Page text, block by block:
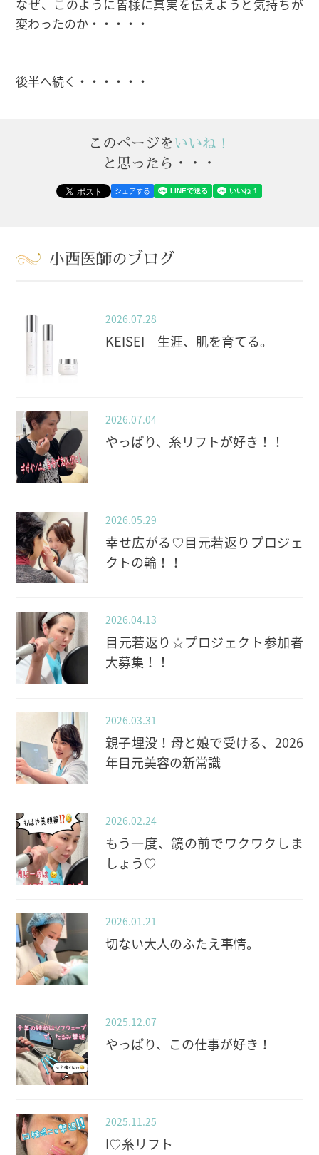
なぜ、このように皆様に真実を伝えようと気持ちが
変わったのか・・・・・
後半へ続く・・・・・・
このページをいいね！
と思ったら・・・
シェアする
小西医師のブログ
2026.07.28
KEISEI 生涯、肌を育てる。
2026.07.04
やっぱり、糸リフトが好き！！
2026.05.29
幸せ広がる♡目元若返りプロジェ
クトの輪！！
2026.04.13
目元若返り☆プロジェクト参加者
大募集！！
2026.03.31
親子埋没！母と娘で受ける、2026
年目元美容の新常識
2026.02.24
もう一度、鏡の前でワクワクしま
しょう♡
2026.01.21
切ない大人のふたえ事情。
2025.12.07
やっぱり、この仕事が好き！
2025.11.25
I♡糸リフト